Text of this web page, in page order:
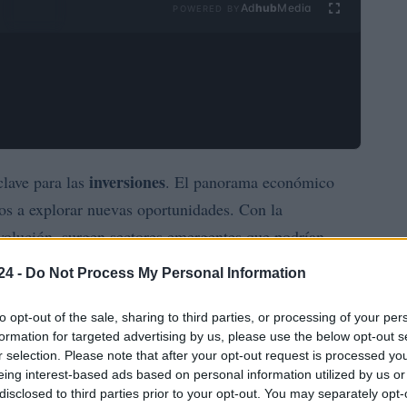
- Do Not Process My Personal Information
opt-out of the sale, sharing to third parties, or processing of your
for targeted advertising by us, please use the below opt-out
selection. Please note that after your opt-out request is processed
interest-based ads based on personal information utilized by us
to third parties prior to your opt-out. You may separately
Ad hubMedia
para las inversiones. El panorama económico
a explorar nuevas oportunidades. Con la
surgen sectores emergentes que podrían
se analizan las mejores inversiones a
digital
en el ámbito de las inversiones. Sectores